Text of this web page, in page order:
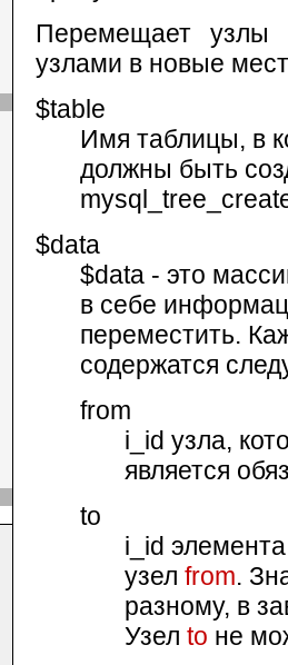
Перемещает узлы
узлами в новые
$table
Имя таблицы, в
должны быть
$data
$data - это
в себе
переместить.
содержатся
from
i_id узла,
является
to
i_id
узел from.
разному, в
Узел to не